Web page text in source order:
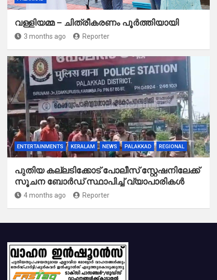
വള്ളിയമ്മ – ചിത്രീകരണം പൂർത്തിയായി
3 months ago Reporter
ENTERTAINMENTS KERALAM NEWS PALAKKAD REGIONAL
പുതിയ കല്ലടിക്കോട് പോലീസ് സ്റ്റേഷനിലേക്ക്
സൂചന ബോർഡ് സ്ഥാപിച്ച് വ്യാപാരികൾ
4 months ago Reporter